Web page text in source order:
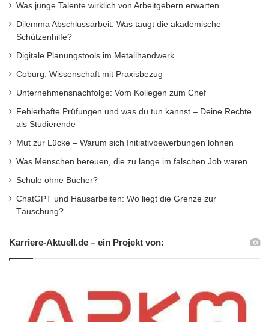
Was junge Talente wirklich von Arbeitgebern erwarten
Dilemma Abschlussarbeit: Was taugt die akademische
Schützenhilfe?
Digitale Planungstools im Metallhandwerk
Coburg: Wissenschaft mit Praxisbezug
Unternehmensnachfolge: Vom Kollegen zum Chef
Fehlerhafte Prüfungen und was du tun kannst – Deine Rechte
als Studierende
Mut zur Lücke – Warum sich Initiativbewerbungen lohnen
Was Menschen bereuen, die zu lange im falschen Job waren
Schule ohne Bücher?
ChatGPT und Hausarbeiten: Wo liegt die Grenze zur
Täuschung?
Karriere-Aktuell.de – ein Projekt von: